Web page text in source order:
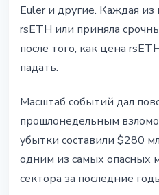
Euler и другие. Каждая
rsETH или приняла
после того, как цена
падать.
Масштаб событий дал
прошлонедельным
убытки составили $280
одним из самых опасных
сектора за последние